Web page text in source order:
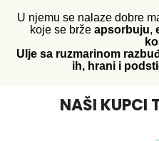
U njemu se nalaze dobre
koje se brže apsorbuju,
Ulje sa ruzmarinom
ih, hrani i
NAŠI KUPCI